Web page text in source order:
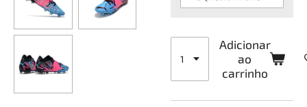
Adicionar
ao
carrinho